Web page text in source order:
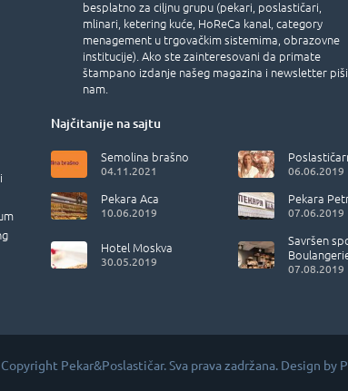
besplatno za ciljnu grupu (pekari, poslastičari,
mlinari, ketering kuće, HoReCa kanal, category
menagement u trgovačkim sistemima, obrazovne
institucije). Ako ste zainteresovani da primate
štampano izdanje našeg magazina i newsletter
nam.
Najčitanije na sajtu
Semolina brašno
04.11.2021 06.06.2019
Pekara Aca
10.06.2019
Pekara
07.06.2019
Hotel Moskva
30.05.2019
Savršen
07.08.2019
Pekar&Poslastičar. Sva prava zadržana. Design by